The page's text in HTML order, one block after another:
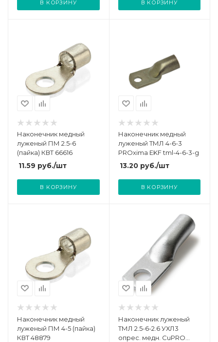
В КОРЗИНУ В КОРЗИНУ
Наконечник медный
луженый ПМ 2.5-6
(пайка) КВТ 66616
11.59 руб./шт
В КОРЗИНУ
Наконечник медный
луженый ТМЛ 4-6-3
PROxima EKF tml-4-6-3-g
13.20руб./шт
В КОРЗИНУ
Наконечник медный
луженый ПМ 4-5 (пайка)
КВТ 48879
Наконечник луженый
ТМЛ 2.5-6-2.6 УХЛ3
опрес. медн. CuPRO